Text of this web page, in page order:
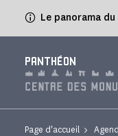
Le panorama
PANTHÉON
Page d'accueil